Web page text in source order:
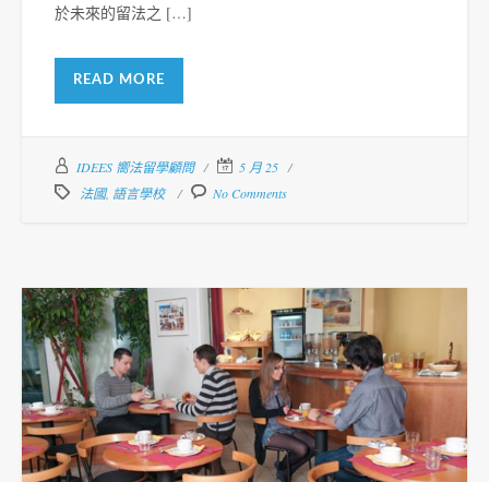
於未來的留法之 […]
READ MORE
IDEES 嚮法留學顧問
5 月 25
法國, 語言學校 No Comments